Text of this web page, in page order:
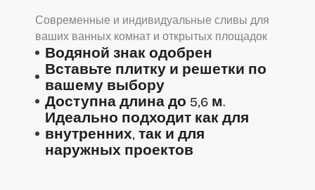
Современные и индивидуальные сливы для
ваших ванных комнат и открытых площадок
Водяной знак одобрен
Вставьте плитку и решетки по
вашему выбору
Доступна длина до 5,6 м.
Идеально подходит как для
внутренних, так и для
наружных проектов